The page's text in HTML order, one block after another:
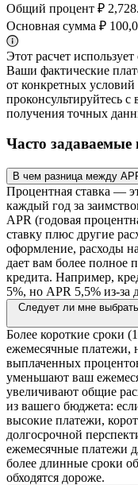
Общий процент ₽
Основная сумма ₽
Этот расчет
Ваши фактические
от конкретных
проконсультируйтесь
получения точных
Часто задаваемые
В чем разница между
Процентная ставка —
каждый год за
APR (годовая
ставку плюс другие
оформление, расходы
дает вам более полное
кредита. Например,
5%, но APR 5,5% из-за
Следует ли мне
Более короткие сроки
ежемесячные
выплаченных
уменьшают ваш
увеличивают общие
из вашего бюджета:
высокие платежи,
долгосрочной
ежемесячные платежи
более длинные сроки
обходятся дороже.